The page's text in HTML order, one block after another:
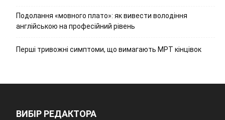
Подолання «мовного плато»: як вивести володіння
англійською на професійний рівень
Перші тривожні симптоми, що вимагають МРТ кінцівок
ВИБІР РЕДАКТОРА